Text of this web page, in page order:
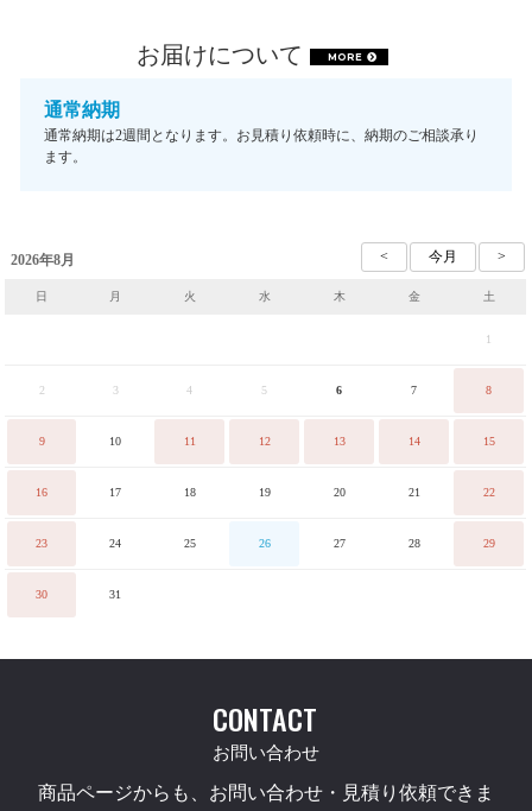
お届けについて MORE
通常納期
通常納期は2週間となります。お見積り依頼時に、納期のご相談承り
ます。
2026年8月
日 月 火 水 木 金 土
1
2 3 4 5 6 7 8
9 10 11 12 13 14 15
16 17 18 19 20 21 22
23 24 25 26 27 28 29
30 31
CONTACT
お問い合わせ
商品ページからも、お問い合わせ・見積り依頼できま